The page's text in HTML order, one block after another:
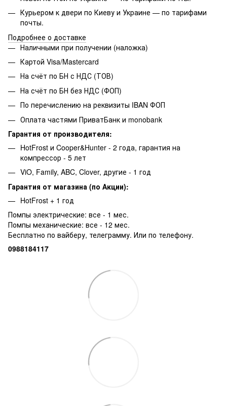
Курьером к двери по Киеву и Украине — по тарифами
почты.
Подробнее о доставке
Наличными при получении (наложка)
Картой Visa/Mastercard
На счёт по БН с НДС (ТОВ)
На счёт по БН без НДС (ФОП)
По перечислению на реквизиты IBAN ФОП
Оплата частями ПриватБанк и monobank
Гарантия от производителя:
HotFrost и Cooper&Hunter - 2 года, гарантия на
компрессор - 5 лет
ViO, Family, ABC, Clover, другие - 1 год
Гарантия от магазина (по Акции):
HotFrost + 1 год
Помпы электрические: все - 1 мес.
Помпы механические: все - 12 мес.
Бесплатно по вайберу, телеграмму. Или по телефону.
0988184117